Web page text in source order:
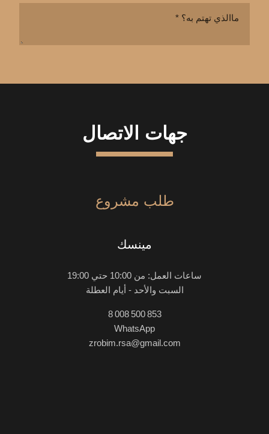
جهات الاتصال
طلب مشروع
مينسك
ساعات العمل: من 10:00 حتي 19:00
السبت والأحد - أيام العطلة
8 008 500 853
WhatsApp
zrobim.rsa@gmail.com